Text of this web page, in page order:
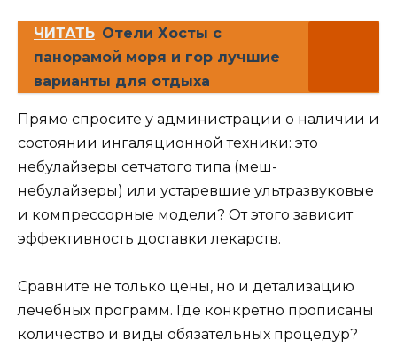
ЧИТАТЬ Отели Хосты с
панорамой моря и гор лучшие
варианты для отдыха
Прямо спросите у администрации о наличии и
состоянии ингаляционной техники: это
небулайзеры сетчатого типа (меш-
небулайзеры) или устаревшие ультразвуковые
и компрессорные модели? От этого зависит
эффективность доставки лекарств.
Сравните не только цены, но и детализацию
лечебных программ. Где конкретно прописаны
количество и виды обязательных процедур?